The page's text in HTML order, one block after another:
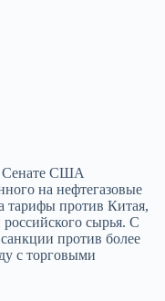
Сенате США
на нефтегазовые
тарифы против Китая,
сырья. С
против более
с торговыми